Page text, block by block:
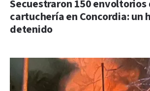
Secuestraron 150 envoltorios
cartuchería en Concordia: un
detenido